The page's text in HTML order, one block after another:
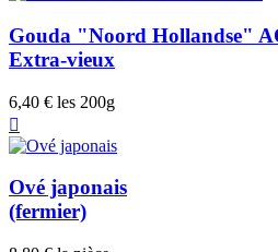
Gouda "Noord Hollandse"
Extra-vieux
6,40 € les 200g

Ové japonais
(fermier)